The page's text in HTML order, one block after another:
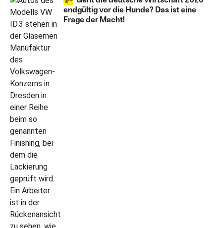
endgültig vor die Hunde? Das ist eine
Frage der Macht!